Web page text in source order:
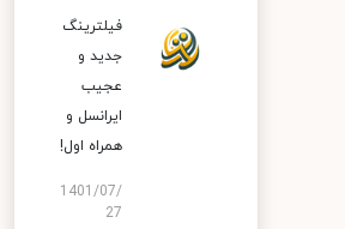
فیلترینگ
جدید و
عجیب
ایرانسل و
همراه اول!
1401/07/
27